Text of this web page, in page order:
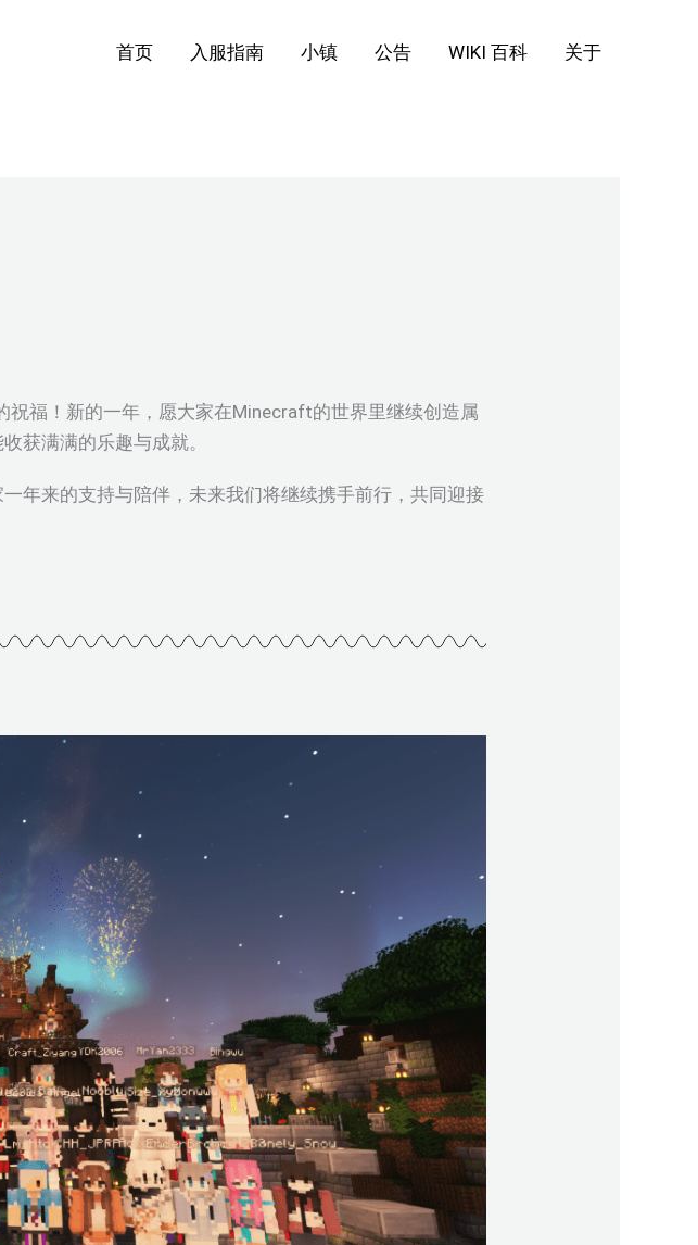
首页 入服指南 小镇 公告 WIKI 百科 关于
福！新的一年，愿大家在Minecraft的世界里继续创造属
获满满的乐趣与成就。
年来的支持与陪伴，未来我们将继续携手前行，共同迎接